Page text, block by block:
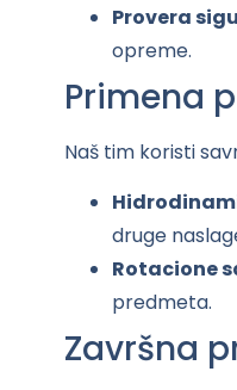
Provera
opreme.
Primena
Naš tim koristi
druge
Rotacione
predmeta.
Završna